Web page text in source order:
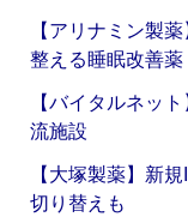
【アリナミン製
整える睡眠改善薬
【バイタルネッ
流施設
【大塚製薬】新
切り替えも